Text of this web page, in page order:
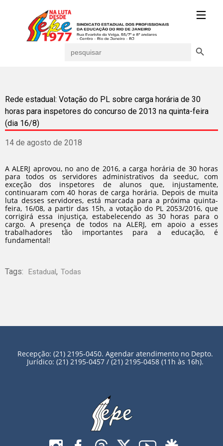
for:
Rede estadual: Votação do PL sobre carga horária de 30
horas para inspetores do concurso de 2013 na quinta-feira
(dia 16/8)
14 de agosto de 2018
A ALERJ aprovou, no ano de 2016, a carga horária de 30 horas
para todos os servidores administrativos da seeduc, com
exceção dos inspetores de alunos que, injustamente,
continuaram com 40 horas de carga horária. Depois de muita
luta desses servidores, está marcada para a próxima quinta-
feira, 16/08, a partir das 15h, a votação do PL 2053/2016, que
corrigirá essa injustiça, estabelecendo as 30 horas para o
cargo. A presença de todos na ALERJ, em apoio a esses
trabalhadores tão importantes para a educação, é
fundamental!
Tags: Estadual, Todas
Recepção: (21) 2195-0450. Agendar atendimento no Depto.
Jurídico: (21) 2195-0457 / (21) 2195-0458 (11h às 16h).